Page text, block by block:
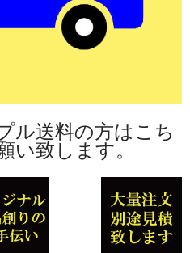
ル送料の方はこち
い致します。